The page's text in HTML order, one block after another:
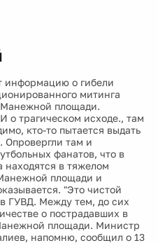
информацию о гибели
митинга
площади.
трагическом исходе., там
кто-то пытается выдать
Опровергли там и
фанатов, что в
находятся в тяжелом
площади и
"Это чистой
ГУВД. Между тем, до сих
о пострадавших в
площади. Министр
напомню, сообщил о 13